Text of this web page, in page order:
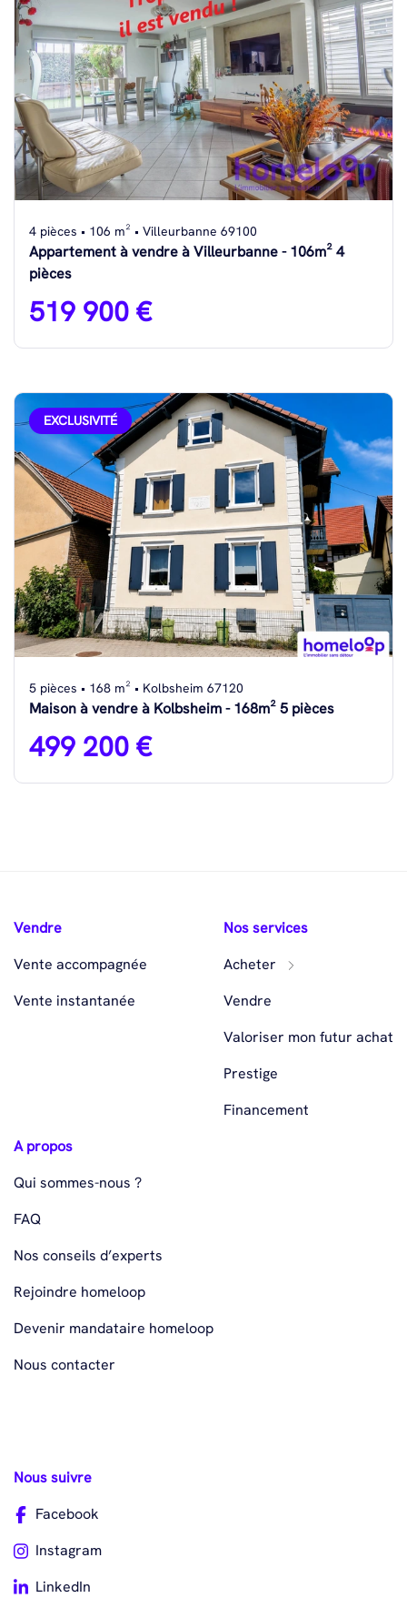
4 pièces • 106 m² • Villeurbanne 69100
Appartement à vendre à Villeurbanne - 106m² 4
pièces
519 900 €
EXCLUSIVITÉ
5 pièces • 168 m² • Kolbsheim 67120
Maison à vendre à Kolbsheim - 168m² 5 pièces
499 200 €
Vendre
Vente accompagnée
Vente instantanée
Nos services
Acheter
Vendre
Valoriser mon futur achat
Prestige
Financement
A propos
Qui sommes-nous ?
FAQ
Nos conseils d’experts
Rejoindre homeloop
Devenir mandataire homeloop
Nous contacter
Nous suivre
Facebook
Instagram
LinkedIn